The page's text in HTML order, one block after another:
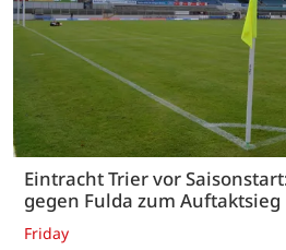
Eintracht Trier vor
gegen Fulda zum Auftaktsieg
Friday